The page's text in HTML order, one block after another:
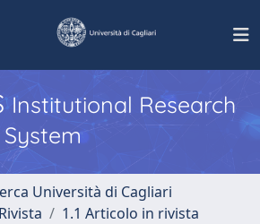
Institutional Research
Università di Cagliari
1.1 Articolo in rivista